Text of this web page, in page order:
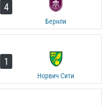
4
Бернли
1
Норвич Сити